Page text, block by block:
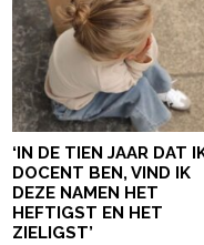
‘IN DE TIEN JAAR DAT
DOCENT BEN, VIND IK
DEZE NAMEN HET
HEFTIGST EN HET
ZIELIGST’